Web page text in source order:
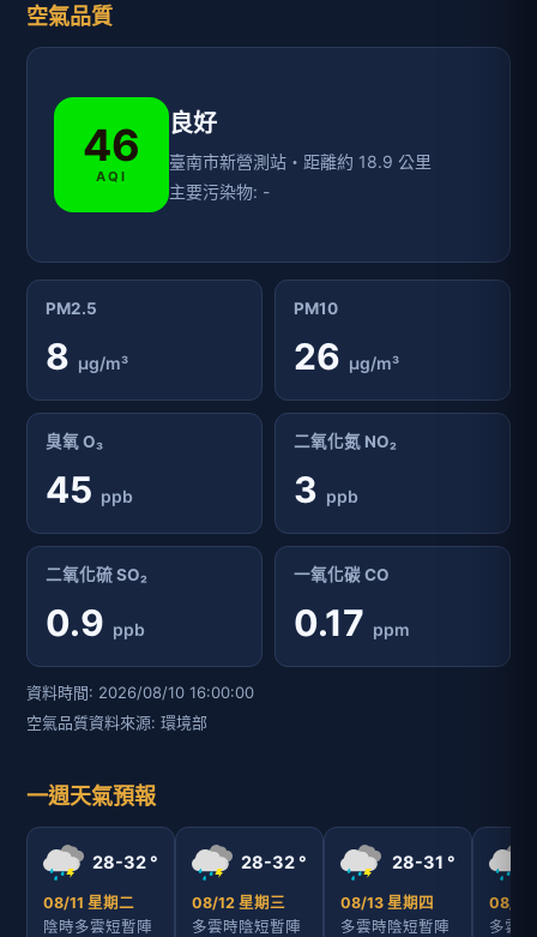
空氣品質
46
AQI
良好
臺南市新營測站・距離約 18.9 公里
主要污染物: -
PM2.5
8 μg/m³
PM10
26 μg/m³
臭氧 O₃
45 ppb
二氧化氮 NO₂
3 ppb
二氧化硫 SO₂
0.9 ppb
一氧化碳 CO
0.17 ppm
資料時間: 2026/08/10 16:00:00
空氣品質資料來源: 環境部
一週天氣預報
28-32 °
08/11 星期二
陰時多雲短暫陣
28-32 °
08/12 星期三
多雲時陰短暫陣
28-31 °
08/13 星期四
多雲時陰短暫陣
08/14
多雲